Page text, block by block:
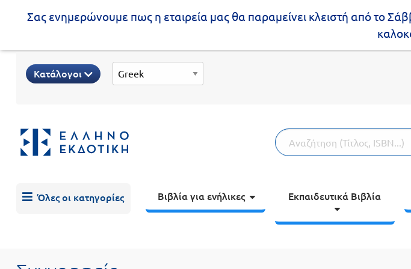
Σας ενημερώνουμε πως η εταιρεία μας θα παραμείνει κλειστή από το
ενήλικες
εκπαίδευση
Βιβλία
νηπιαγωγείου
Ελληνίζειν
Κατάλογοι
Όλες οι κατηγορίες Βιβλία για ενήλικες Εκπαιδευτικά Βιβλία